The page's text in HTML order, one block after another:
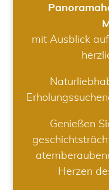
mit Ausblick
Genießen
Herzen